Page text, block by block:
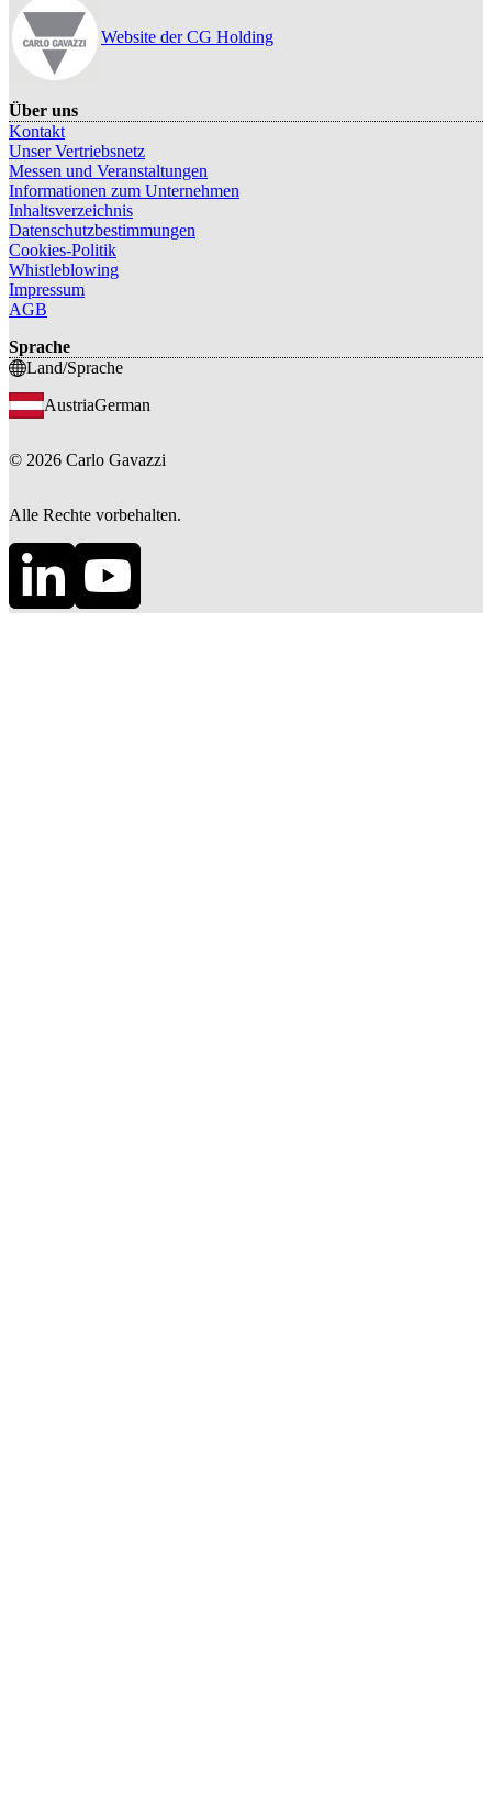
Website der CG Holding
Über uns
Kontakt
Unser Vertriebsnetz
Messen und Veranstaltungen
Informationen zum Unternehmen
Inhaltsverzeichnis
Datenschutzbestimmungen
Cookies-Politik
Whistleblowing
Impressum
AGB
Sprache
Land/Sprache
AustriaGerman
© 2026 Carlo Gavazzi
Alle Rechte vorbehalten.